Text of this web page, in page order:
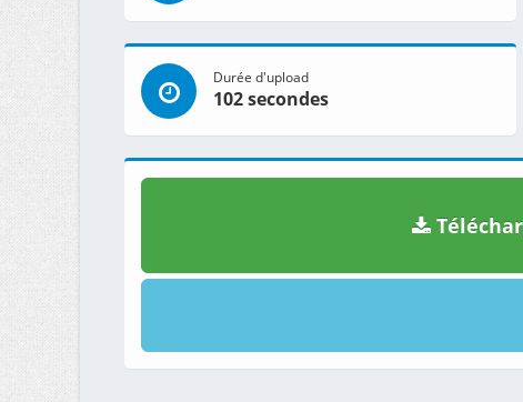
Durée d'upload
102 secondes